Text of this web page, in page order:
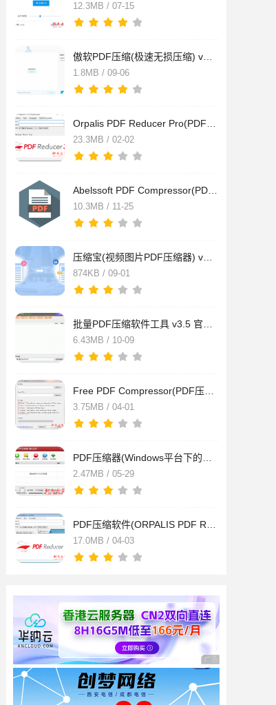
12.3MB / 07-15
1.8MB / 09-06
23.3MB / 02-02
10.3MB / 11-25
874KB / 09-01
6.43MB / 10-09
3.75MB / 04-01
2.47MB / 05-29
17.0MB / 04-03
广告 商业广告，理性